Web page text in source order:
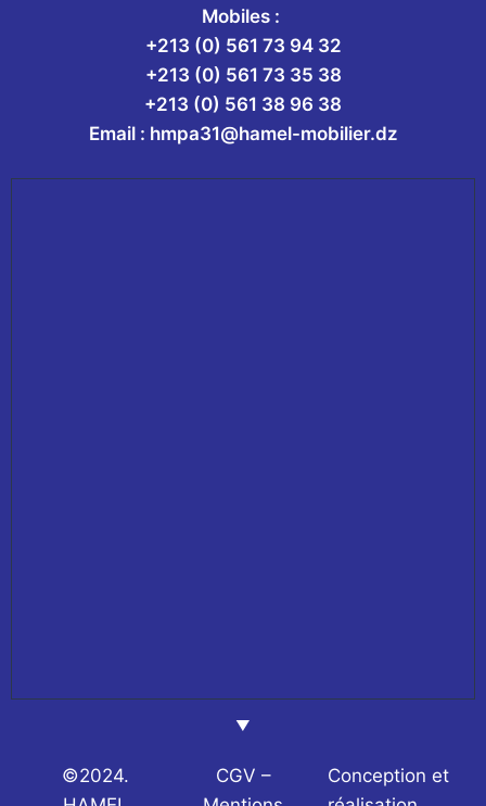
Mobiles :
+213 (0) 561 73 94 32
+213 (0) 561 73 35 38
+213 (0) 561 38 96 38
Email : hmpa31@hamel-mobilier.dz
©2024.
CGV –
Conception et